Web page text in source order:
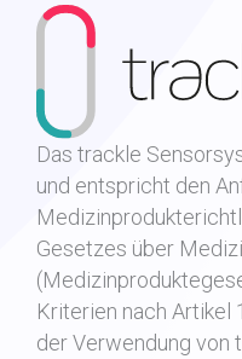
Das trackle
und entspricht den
Gesetzes über
Kriterien nach Artikel
der Verwendung von